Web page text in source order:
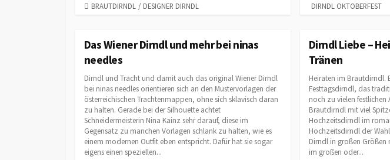
C
E
O
R
I
E
S
BRAUTDIRNDL / DESIGNER DIRNDL
A
G
R
I
E
S
DIRNDL OKTOBERFEST
Das Wiener Dirndl und mehr bei ninas
needles
Dirndl und Tracht und damit auch das original Wiener Dirndl
bei ninas needles orientieren sich an den Mustervorlagen der
österreichischen Trachtenmappen, ohne sich sklavisch daran
zu halten. Gerade bei der Silhouette achtet
Schneidermeisterin Nina Kainz sehr darauf, diese im
Gegensatz zu manchen Vorlagen schlank zu halten, wie es
einem modernen Outfit eben entspricht. Dafür hat sie sogar
eigens einen speziellen...
Dirndl Liebe –
Tränen
Heiraten im Brautdirndl.
Festtagsdirndl, das
noch zu vielen
Brautdirndl mit viel
Hochzeitsdirndl im
Hochzeitsdirndl der
Dirndl in großen
im großen oder...